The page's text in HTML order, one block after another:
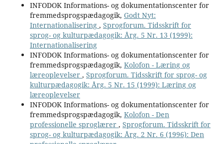
INFODOK Informations- og dokumentationscenter for
fremmedsprogspædagogik, Godt Nyt:
Internationalisering , Sprogforum. Tidsskrift for
sprog- og kulturpædagogik: Årg. 5 Nr. 13 (1999):
Internationalisering
INFODOK Informations- og dokumentationscenter for
fremmedsprogspædagogik, Kolofon - Læring og
læreoplevelser , Sprogforum. Tidsskrift for sprog- og
kulturpædagogik: Årg. 5 Nr. 15 (1999): Læring og
læreoplevelser
INFODOK Informations- og dokumentationscenter for
fremmedsprogspædagogik, Kolofon - Den
professionelle sproglærer , Sprogforum. Tidsskrift for
sprog- og kulturpædagogik: Årg. 2 Nr. 6 (1996): Den